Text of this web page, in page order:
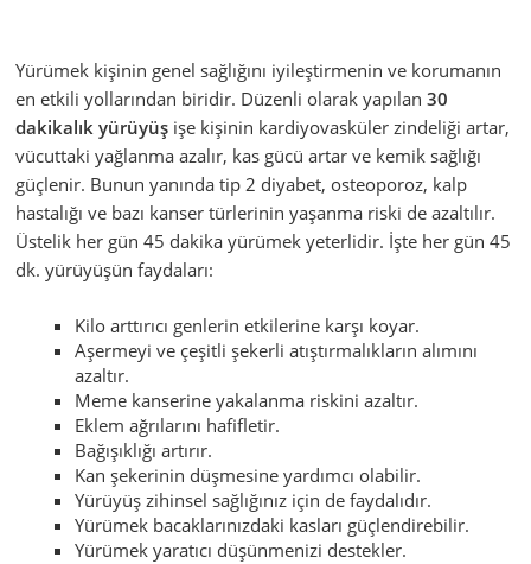
Yürümek kişinin genel sağlığını iyileştirmenin ve korumanın
en etkili yollarından biridir. Düzenli olarak yapılan 30
dakikalık yürüyüş işe kişinin kardiyovasküler zindeliği artar,
vücuttaki yağlanma azalır, kas gücü artar ve kemik sağlığı
güçlenir. Bunun yanında tip 2 diyabet, osteoporoz, kalp
hastalığı ve bazı kanser türlerinin yaşanma riski de azaltılır.
Üstelik her gün 45 dakika yürümek yeterlidir. İşte her gün 45
dk. yürüyüşün faydaları:
Kilo arttırıcı genlerin etkilerine karşı koyar.
Aşermeyi ve çeşitli şekerli atıştırmalıkların alımını
azaltır.
Meme kanserine yakalanma riskini azaltır.
Eklem ağrılarını hafifletir.
Bağışıklığı artırır.
Kan şekerinin düşmesine yardımcı olabilir.
Yürüyüş zihinsel sağlığınız için de faydalıdır.
Yürümek bacaklarınızdaki kasları güçlendirebilir.
Yürümek yaratıcı düşünmenizi destekler.